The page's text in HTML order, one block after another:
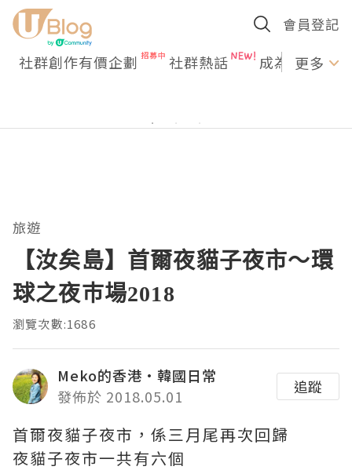
會員登記
社群創作有價企劃 社群熱話 成為U更多
旅遊
【汝矣島】首爾夜貓子夜市～環
球之夜巿場2018
瀏覽次數:1686
Meko的香港·韓國日常
發佈於 2018.05.01
追蹤
首爾夜貓子夜市，係三月尾再次回歸
夜貓子夜市一共有六個